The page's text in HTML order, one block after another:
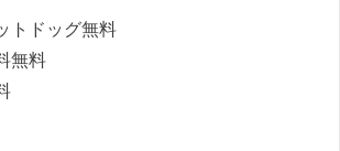
トドッグ無料
無料